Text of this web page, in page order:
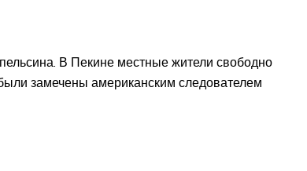
В Пекине местные жители свободно
замечены американским следователем